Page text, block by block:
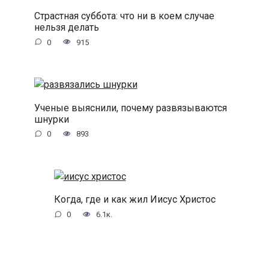
Страстная суббота: что ни в коем случае
нельзя делать
0 915
Ученые выяснили, почему развязываются
шнурки
0 893
Когда, где и как жил Иисус Христос
0 6.1к.